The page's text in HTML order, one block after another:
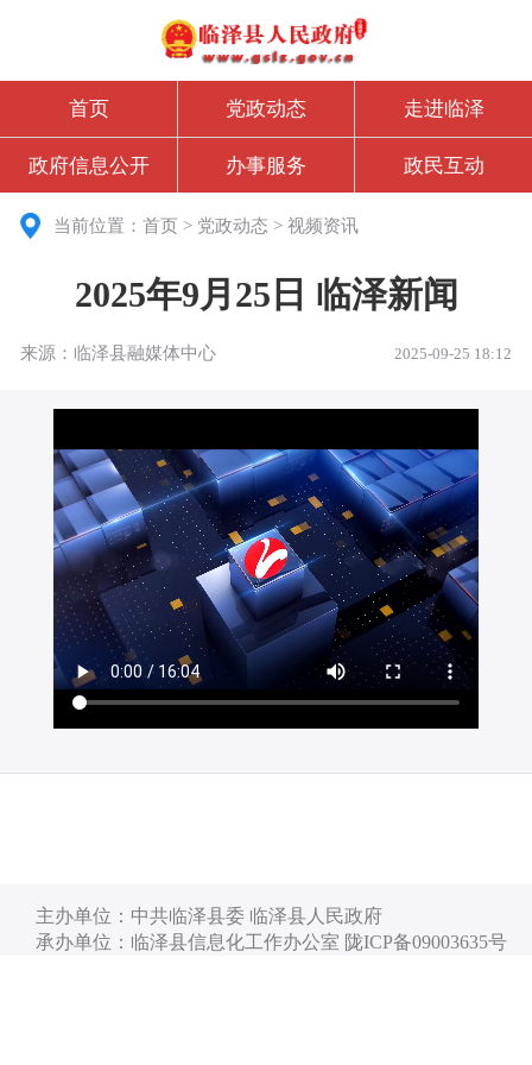
首页 党政动态 走进临泽
政府信息公开 办事服务 政民互动
当前位置：首页 > 党政动态 >视频资讯
2025年9月25日 临泽新闻
来源：临泽县融媒体中心 2025-09-25 18:12
主办单位：中共临泽县委 临泽县人民政府
承办单位：临泽县信息化工作办公室 陇ICP备09003635号